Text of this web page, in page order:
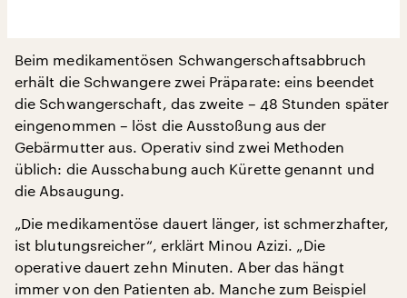
Beim medikamentösen Schwangerschaftsabbruch
erhält die Schwangere zwei Präparate: eins beendet
die Schwangerschaft, das zweite – 48 Stunden später
eingenommen – löst die Ausstoßung aus der
Gebärmutter aus. Operativ sind zwei Methoden
üblich: die Ausschabung auch Kürette genannt und
die Absaugung.
„Die medikamentöse dauert länger, ist schmerzhafter,
ist blutungsreicher“, erklärt Minou Azizi. „Die
operative dauert zehn Minuten. Aber das hängt
immer von den Patienten ab. Manche zum Beispiel